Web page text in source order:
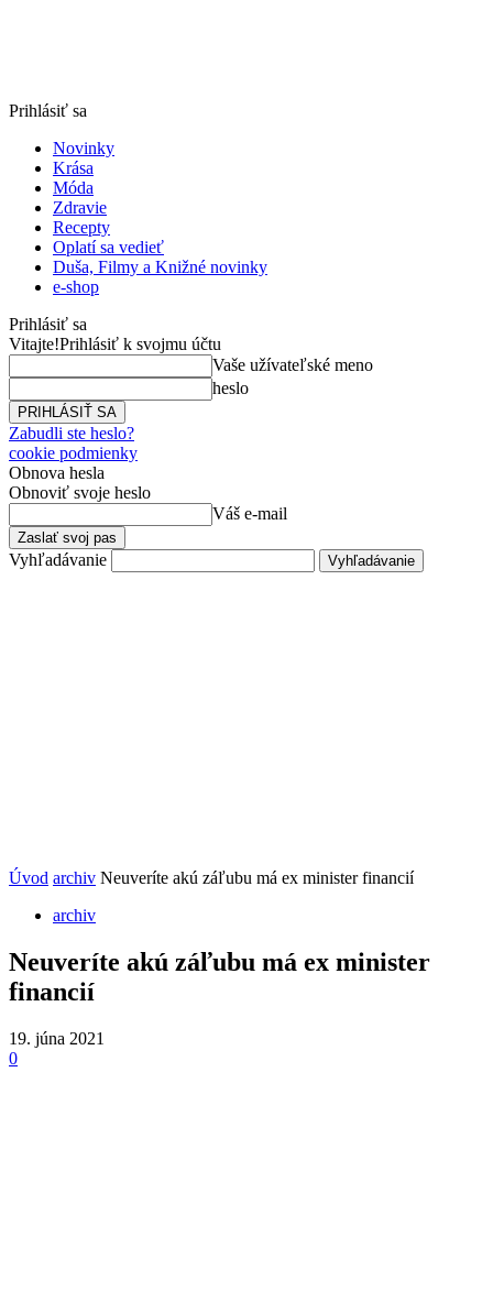
Prihlásiť sa
Novinky
Krása
Móda
Zdravie
Recepty
Oplatí sa vedieť
Duša, Filmy a Knižné novinky
e-shop
Prihlásiť sa
Vitajte!Prihlásiť k svojmu účtu
Vaše užívateľské meno
heslo
Zabudli ste heslo?
cookie podmienky
Obnova hesla
Obnoviť svoje heslo
Váš e-mail
Vyhľadávanie
Úvod archiv Neuveríte akú záľubu má ex minister financií
archiv
Neuveríte akú záľubu má ex minister
financií
19. júna 2021
0